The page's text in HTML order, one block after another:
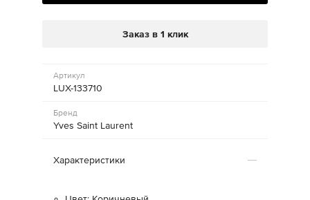
Заказ в 1 клик
Артикул
LUX-133710
Бренд
Yves Saint Laurent
Характеристики